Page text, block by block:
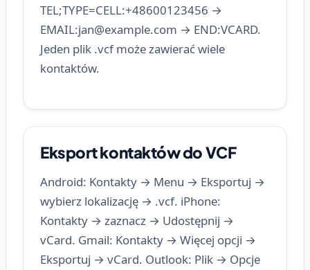
TEL;TYPE=CELL:+48600123456 →
EMAIL:jan@example.com → END:VCARD.
Jeden plik .vcf może zawierać wiele
kontaktów.
Eksport kontaktów do VCF
Android: Kontakty → Menu → Eksportuj →
wybierz lokalizację → .vcf. iPhone:
Kontakty → zaznacz → Udostępnij →
vCard. Gmail: Kontakty → Więcej opcji →
Eksportuj → vCard. Outlook: Plik → Opcje